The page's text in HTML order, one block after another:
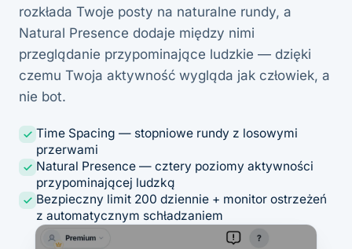
rozkłada Twoje posty na naturalne rundy, a
Natural Presence dodaje między nimi
przeglądanie przypominające ludzkie — dzięki
czemu Twoja aktywność wygląda jak człowiek, a
nie bot.
Time Spacing — stopniowe rundy z losowymi
przerwami
Natural Presence — cztery poziomy aktywności
przypominającej ludzką
Bezpieczny limit 200 dziennie + monitor ostrzeżeń
z automatycznym schładzaniem